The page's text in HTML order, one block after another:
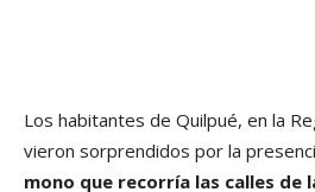
Los habitantes de Quilpué, en la
vieron sorprendidos por la
mono que recorría las calles de